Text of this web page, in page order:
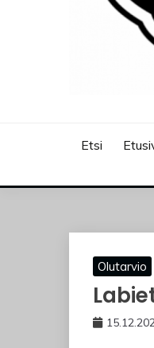
Etsi
Olutarvio